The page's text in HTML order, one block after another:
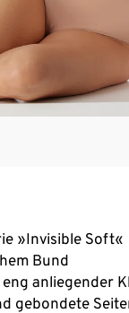
»Invisible Soft«
Bund
anliegender
gebondete